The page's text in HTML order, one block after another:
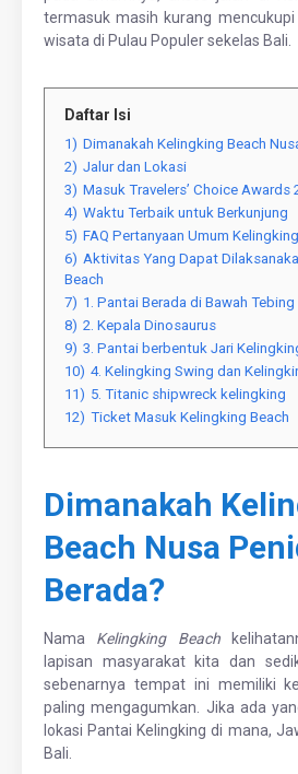
termasuk masih kurang
wisata di Pulau Populer sekelas Bali.
Daftar Isi
1) Dimanakah Kelingking Beach
2) Jalur dan Lokasi
3) Masuk Travelers’ Choice Awards
4) Waktu Terbaik untuk Berkunjung
5) FAQ Pertanyaan Umum
6) Aktivitas Yang Dapat
Beach
7) 1. Pantai Berada di Bawah Tebing
8) 2. Kepala Dinosaurus
9) 3. Pantai berbentuk Jari
10) 4. Kelingking Swing dan
11) 5. Titanic shipwreck kelingking
12) Ticket Masuk Kelingking Beach
Dimanakah
Beach Nusa
Berada?
Nama Kelingking Beach
lapisan masyarakat kita dan
sebenarnya tempat ini memiliki
paling mengagumkan. Jika ada
lokasi Pantai Kelingking di mana,
Bali.